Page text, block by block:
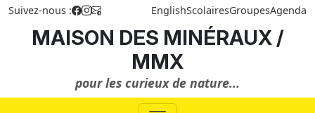
Suivez-nous : EnglishScolairesGroupesAgenda
MAISON DES MINÉRAUX /
MMX
pour les curieux de nature...